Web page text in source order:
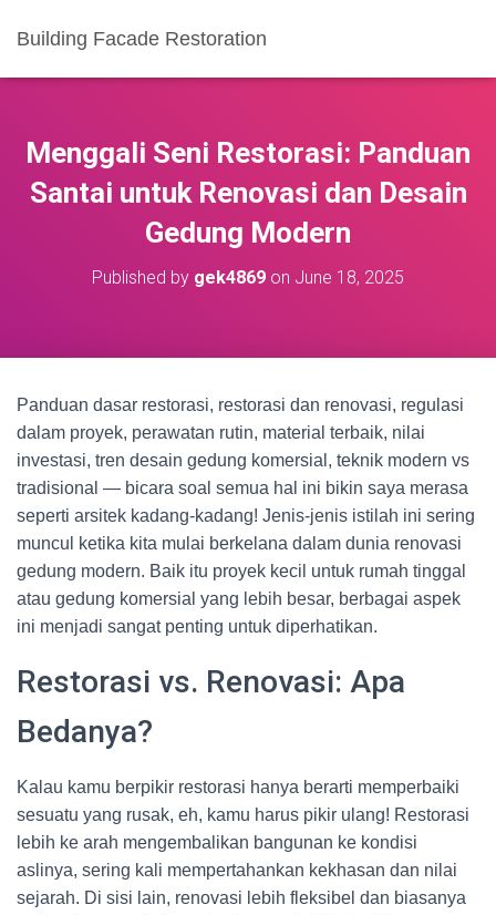
Building Facade Restoration
Menggali Seni Restorasi: Panduan
Santai untuk Renovasi dan Desain
Gedung Modern
Published by gek4869 on June 18, 2025
Panduan dasar restorasi, restorasi dan renovasi, regulasi
dalam proyek, perawatan rutin, material terbaik, nilai
investasi, tren desain gedung komersial, teknik modern vs
tradisional — bicara soal semua hal ini bikin saya merasa
seperti arsitek kadang-kadang! Jenis-jenis istilah ini sering
muncul ketika kita mulai berkelana dalam dunia renovasi
gedung modern. Baik itu proyek kecil untuk rumah tinggal
atau gedung komersial yang lebih besar, berbagai aspek
ini menjadi sangat penting untuk diperhatikan.
Restorasi vs. Renovasi: Apa
Bedanya?
Kalau kamu berpikir restorasi hanya berarti memperbaiki
sesuatu yang rusak, eh, kamu harus pikir ulang! Restorasi
lebih ke arah mengembalikan bangunan ke kondisi
aslinya, sering kali mempertahankan kekhasan dan nilai
sejarah. Di sisi lain, renovasi lebih fleksibel dan biasanya